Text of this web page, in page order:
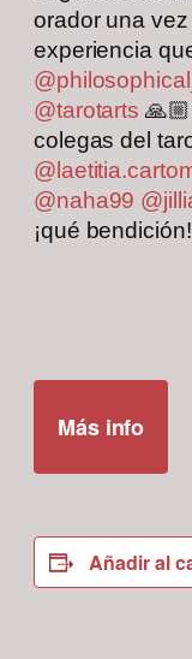
orador una
experiencia
@tarotarts
colegas del
@naha99
¡qué bendición!
Más info
Añadir al